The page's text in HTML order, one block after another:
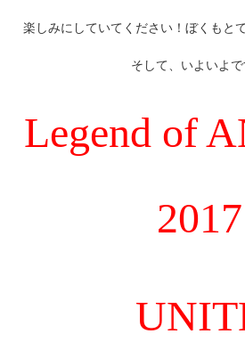
楽しみにしていてください！ぼくもと
そして、いよいよで
Legend of
2017